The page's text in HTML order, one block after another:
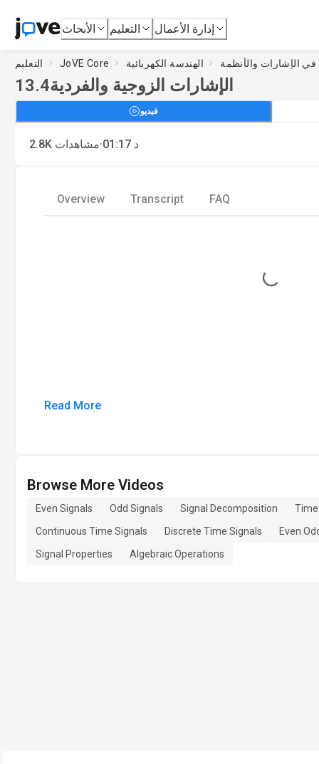
الأبحاث التعليم إدارة الأعمال
التعليم JoVE Core الهندسة الكهربائية
13.4الإشارات الزوجية والفردية
فيديو
2.8K مشاهدات·01:17 د
Overview Transcript FAQ
Loading...
Read More
Browse More Videos
Even Signals Odd Signals Signal Decomposition
Continuous Time Signals
Discrete Time Signals
Even
Signal Properties
Algebraic Operations